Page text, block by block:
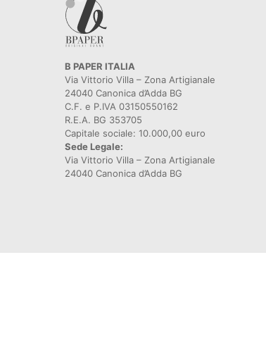
B PAPER ITALIA
Via Vittorio Villa – Zona Artigianale
24040 Canonica d’Adda BG
C.F. e P.IVA 03150550162
R.E.A. BG 353705
Capitale sociale: 10.000,00 euro
Sede Legale:
Via Vittorio Villa – Zona Artigianale
24040 Canonica d’Adda BG